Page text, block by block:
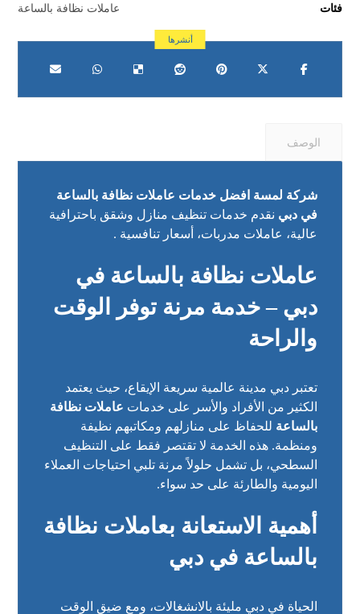
فئات
عاملات نظافة بالساعة
الوصف
شركة لمسة افضل خدمات عاملات نظافة بالساعة
في دبي نقدم خدمات تنظيف منازل وشقق باحترافية
عالية، عاملات مدربات، أسعار تنافسية .
عاملات نظافة بالساعة في
دبي – خدمة مرنة توفر الوقت
والراحة
تعتبر دبي مدينة عالمية سريعة الإيقاع، حيث يعتمد
الكثير من الأفراد والأسر على خدمات عاملات نظافة
بالساعة للحفاظ على منازلهم ومكاتبهم نظيفة
ومنظمة. هذه الخدمة لا تقتصر فقط على التنظيف
السطحي، بل تشمل حلولاً مرنة تلبي احتياجات العملاء
اليومية والطارئة على حد سواء.
أهمية الاستعانة بعاملات نظافة
بالساعة في دبي
الحياة في دبي مليئة بالانشغالات، ومع ضيق الوقت